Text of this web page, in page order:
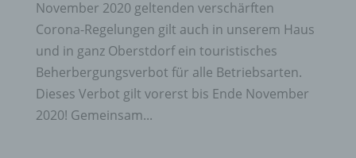
November 2020 geltenden verschärften
Corona-Regelungen gilt auch in unserem Haus
und in ganz Oberstdorf ein touristisches
Beherbergungsverbot für alle Betriebsarten.
Dieses Verbot gilt vorerst bis Ende November
2020! Gemeinsam...